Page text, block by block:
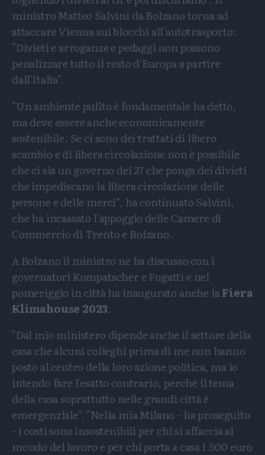
ministro Matteo Salvini da Bolzano torna ad
attaccare Vienna sui blocchi all'autotrasporto:
"Divieti e arroganze e pedaggi non possono
penalizzare tutto il resto d'Europa a partire
dall'Italia".
"Un ambiente pulito è fondamentale ha detto,
ma deve essere anche economicamente
sostenibile. Se ci sono dei trattati di libero
scambio e di libera circolazione non è possibile
che ci sia un governo dei 27 che ponga dei divieti
che impediscano la libera circolazione delle
persone e delle merci”, ha continuato Salvini,
che ha incassato l'appoggio delle Camere di
Commercio di Trento e Bolzano.
A Bolzano il ministro ne ha discusso con i
governatori Kompatscher e Fugatti e nel
pomeriggio in città ha inaugurato anche laFiera
Klimahouse 2023.
"Dal mio ministero dipende anche il settore della
casa che alcuni colleghi prima di me non hanno
posto al centro della loro azione politica, ma io
intendo fare l'esatto contrario, perché il tema
della casa soprattutto nelle grandi città è
emergenziale". "Nella mia Milano - ha proseguito
- i costi sono insostenibili per chi si affaccia al
mondo del lavoro e per chi porta a casa 1.500 euro